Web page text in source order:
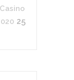
25